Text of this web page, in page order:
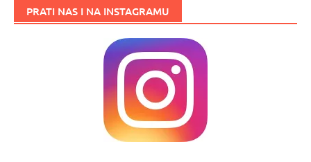
PRATI NAS I NA INSTAGRAMU